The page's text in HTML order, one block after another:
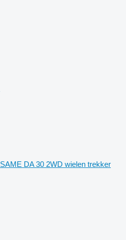
SAME DA 30 2WD wielen trekker